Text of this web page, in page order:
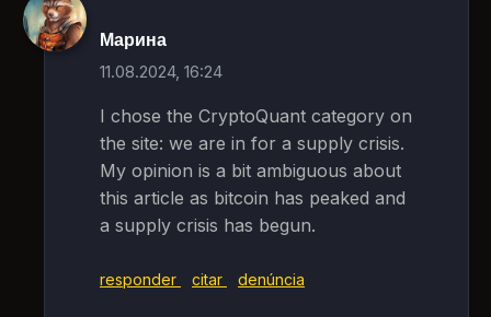
Марина
11.08.2024, 16:24
I chose the CryptoQuant category on
the site: we are in for a supply crisis.
My opinion is a bit ambiguous about
this article as bitcoin has peaked and
a supply crisis has begun.
responder citar denúncia